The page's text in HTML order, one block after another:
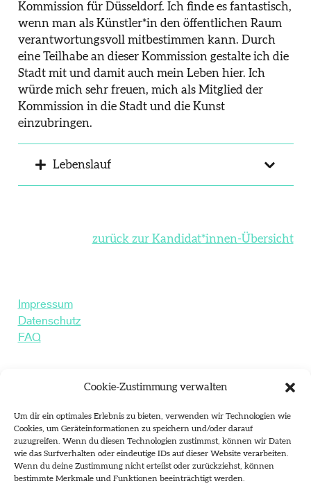
Cookie-Zustimmung verwalten
Um dir ein optimales Erlebnis zu bieten, verwenden wir Technologien wie
Cookies, um Geräteinformationen zu speichern und/oder darauf
zuzugreifen. Wenn du diesen Technologien zustimmst, können wir Daten
wie das Surfverhalten oder eindeutige IDs auf dieser Website verarbeiten.
Wenn du deine Zustimmung nicht erteilst oder zurückziehst, können
bestimmte Merkmale und Funktionen beeinträchtigt werden.
Kommission für Düsseldorf. Ich finde es fantastisch,
wenn man als Künstler*in den öffentlichen Raum
verantwortungsvoll mitbestimmen kann. Durch
eine Teilhabe an dieser Kommission gestalte ich die
Stadt mit und damit auch mein Leben hier. Ich
würde mich sehr freuen, mich als Mitglied der
Kommission in die Stadt und die Kunst
einzubringen.
Lebenslauf
zurück zur Kandidat*innen-Übersicht
Impressum
Datenschutz
FAQ
Landeshauptstadt Düsseldorf
Kulturamt
Geschäftsstelle Kunstkommission
Zollhof 13